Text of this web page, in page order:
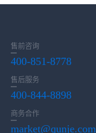
售前咨询
400-851-8778
售后服务
400-844-8898
商务合作
market@qunje.com